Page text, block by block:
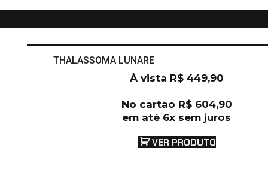
THALASSOMA LUNARE
À vista R$449,90
No cartão R$604,90
em até 6x sem juros
VER PRODUTO